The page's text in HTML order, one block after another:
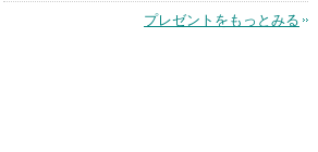
品
プレゼントをもっとみる